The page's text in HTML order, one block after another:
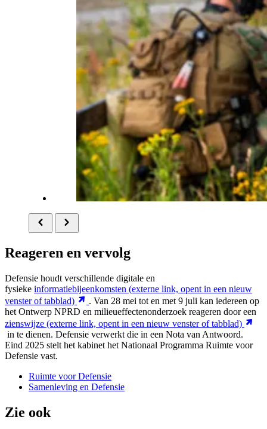
Reageren en vervolg
Defensie houdt verschillende digitale en
fysieke informatiebijeenkomsten (externe link, opent in een nieuw
venster of tabblad)
. Van 28 mei tot en met 9 juli kan iedereen op
het Ontwerp NPRD en milieueffectenonderzoek reageren door een
zienswijze (externe link, opent in een nieuw venster of tabblad)
in te dienen. Defensie verwerkt die in een Nota van Antwoord.
Eind 2025 stelt het kabinet het Nationaal Programma Ruimte voor
Defensie vast.
Ruimte voor Defensie
Samenleving en Defensie
Zie ook